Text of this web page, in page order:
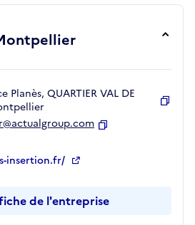
Planès, QUARTIER VAL DE
insertion.fr/
de l'entreprise